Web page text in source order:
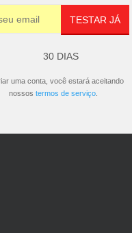
TESTAR JÁ
30 DIAS
uma conta, você estará aceitando
nossos termos de serviço.